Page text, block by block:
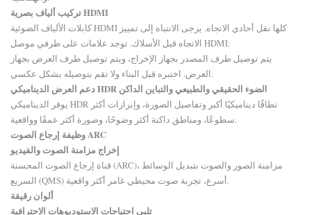
تركيب ألياف بصرية HDMI
كابلات الألياف الضوئية HDMI كلها نقل أحادي الاتجاه. يرجى الانتباه إلى تمييز
الاتجاه قبل الأسلاك. توجد علامات على طرفي موصل HDMI:
يتم توصيل طرف المصدر بجهاز الإخراج، ويتم توصيل طرف العرض بجهاز
العرض. اختبره قبل البناء ولا تقم بتوصيله بشكل عكسي.
دعم العرض الديناميكي HDR الضوء الحقيقي والطبيعي والتباين الداكن
يوفر الديناميكي HDR نطاقًا ديناميكيًا أكبر وتفاصيل الصورة، وإبرازات أكثر
سطوعًا، ومناطق داكنة أكثر وضوحًا، وصورة أكثر عمقًا وواقعية.
وظيفة إرجاع الصوت ARC
إخراج مزامنة الصوت والفيديو
قناة إرجاع الصوت المحسنة (ARC)، مزامنة الصور والصوت بتبديل الوسائط
السريع (QMS) أسرع، تجربة صوت محيطي غامر أكثر واقعية.
ألوان رقيقة
تلبي احتياجات الاستوديوهات الاحترافية